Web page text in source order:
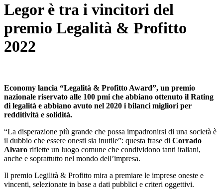
Legor è tra i vincitori del
premio Legalità & Profitto
2022
Economy lancia “Legalità & Profitto Award”, un premio
nazionale riservato alle 100 pmi che abbiano ottenuto il Rating
di legalità e abbiano avuto nel 2020 i bilanci migliori per
redditività e solidità.
“La disperazione più grande che possa impadronirsi di una società è
il dubbio che essere onesti sia inutile”: questa frase di Corrado
Alvaro riflette un luogo comune che condividono tanti italiani,
anche e soprattutto nel mondo dell’impresa.
Il premio Legilità & Profitto mira a premiare le imprese oneste e
vincenti, selezionate in base a dati pubblici e criteri oggettivi.